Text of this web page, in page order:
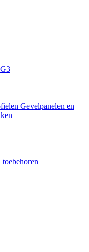
Gevelpanelen en
toebehoren